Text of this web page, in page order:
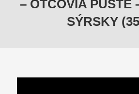
– OTCOVIA PÚŠTE
SÝRSKY